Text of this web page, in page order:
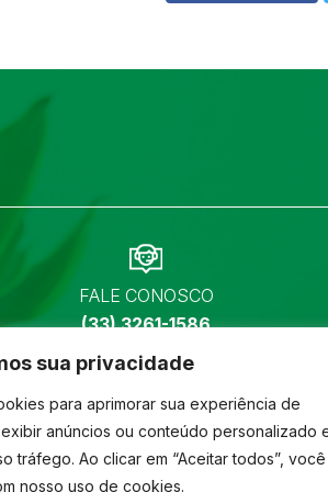
sua privacidade
para aprimorar sua experiência de
anúncios ou conteúdo personalizado
tráfego. Ao clicar em “Aceitar todos”, você
nosso uso de cookies.
FALE CONOSCO
(33) 3261-1586
- Todos os direitos reservados